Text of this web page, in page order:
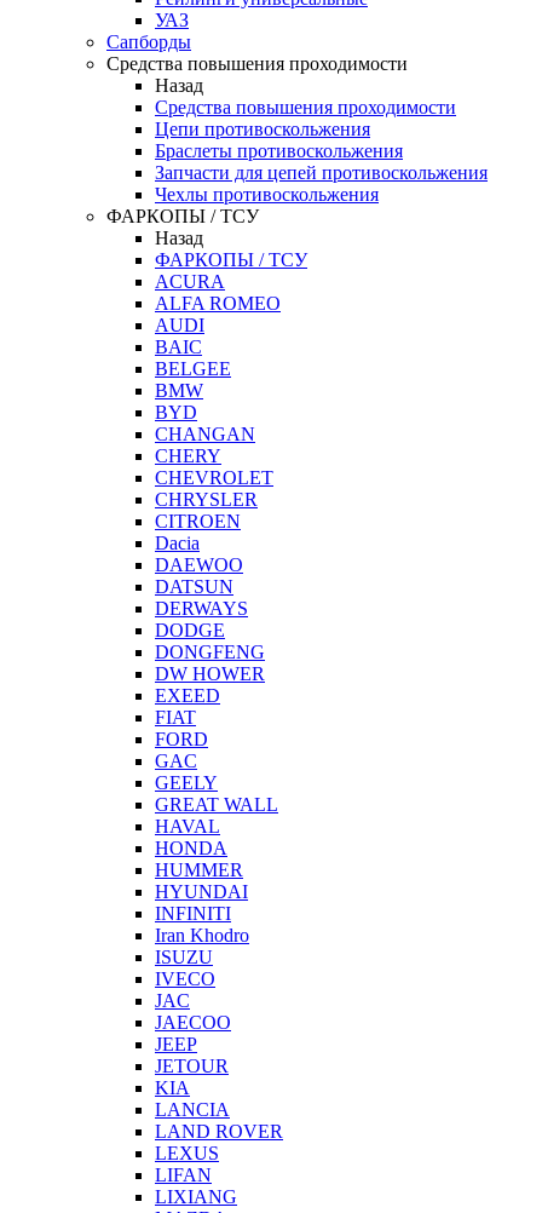
УАЗ
Сапборды
Средства повышения проходимости
Назад
Средства повышения проходимости
Цепи противоскольжения
Браслеты противоскольжения
Запчасти для цепей противоскольжения
Чехлы противоскольжения
ФАРКОПЫ / ТСУ
Назад
ФАРКОПЫ / ТСУ
ACURA
ALFA ROMEO
AUDI
BAIC
BELGEE
BMW
BYD
CHANGAN
CHERY
CHEVROLET
CHRYSLER
CITROEN
Dacia
DAEWOO
DATSUN
DERWAYS
DODGE
DONGFENG
DW HOWER
EXEED
FIAT
FORD
GAC
GEELY
GREAT WALL
HAVAL
HONDA
HUMMER
HYUNDAI
INFINITI
Iran Khodro
ISUZU
IVECO
JAC
JAECOO
JEEP
JETOUR
KIA
LANCIA
LAND ROVER
LEXUS
LIFAN
LIXIANG